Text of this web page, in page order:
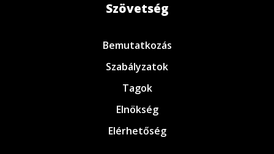
Szövetség
Bemutatkozás
Szabályzatok
Tagok
Elnökség
Elérhetőség